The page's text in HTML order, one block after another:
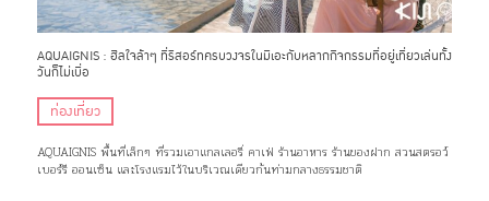
AQUAIGNIS : ฮีลใจล้าๆ ที่รีสอร์ทครบวงจรในมิเอะกับหลากกิจกรรมที่อยู่เที่ยวเล่นทั้ง
วันก็ไม่เบื่อ
ท่องเที่ยว
AQUAIGNIS พื้นที่เล็กๆ ที่รวมเอาแกลเลอรี่ คาเฟ่ ร้านอาหาร ร้านของฝาก สวนสตรอว์
เบอร์รี ออนเซ็น และโรงแรมไว้ในบริเวณเดียวกันท่ามกลางธรรมชาติ